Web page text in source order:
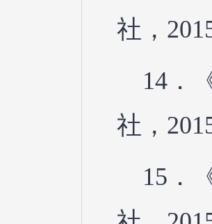
社，
14．
社，
15．